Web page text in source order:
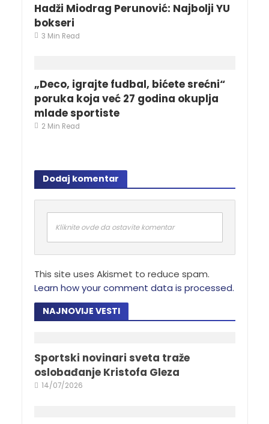
Hadži Miodrag Perunović: Najbolji YU
bokseri
3 Min Read
„Deco, igrajte fudbal, bićete srećni“
poruka koja već 27 godina okuplja
mlade sportiste
2 Min Read
Dodaj komentar
Kliknite ovde da ostavite komentar
This site uses Akismet to reduce spam.
Learn how your comment data is processed.
NAJNOVIJE VESTI
Sportski novinari sveta traže
oslobađanje Kristofa Gleza
14/07/2026